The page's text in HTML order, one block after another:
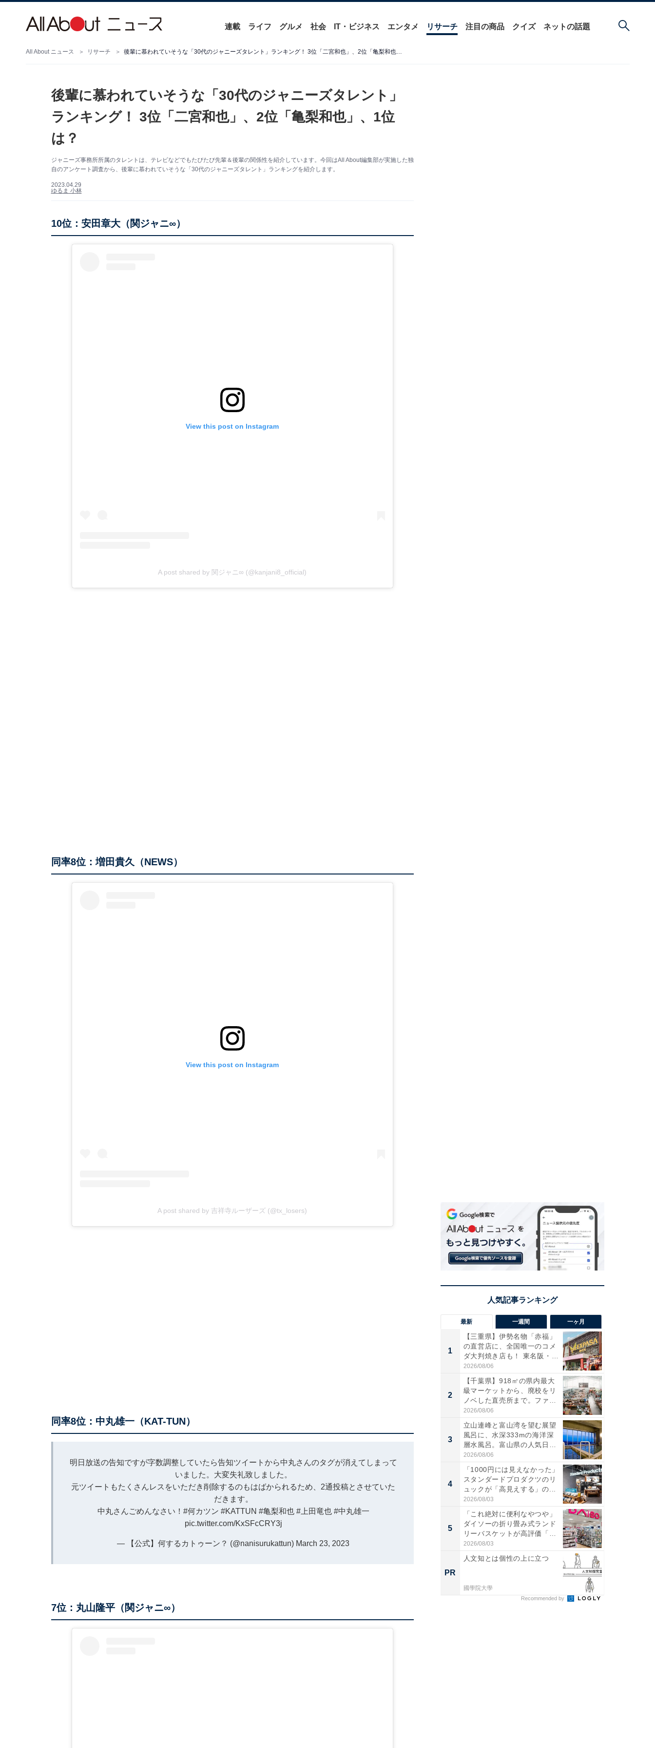
連載 ライフ グルメ 社会 IT・ビジネス エンタメ リサーチ 注目の商品 クイズ ネットの話題
All About ニュース リサーチ 後輩に慕われていそうな「30代のジャニーズタレント」ランキング！ 3位「二宮和也」、2位「亀梨和也」、1位は？
後輩に慕われていそうな「30代のジャニーズタレント」
ランキング！ 3位「二宮和也」、2位「亀梨和也」、1位
は？
ジャニーズ事務所所属のタレントは、テレビなどでもたびたび先輩＆後輩の関係性を紹介しています。今回はAll About編集部が実施した独
自のアンケート調査から、後輩に慕われていそうな「30代のジャニーズタレント」ランキングを紹介します。
2023.04.29
ゆるま 小林
10位：安田章大（関ジャニ∞）
View this post on Instagram
A post shared by 関ジャニ∞ (@kanjani8_official)
同率8位：増田貴久（NEWS）
View this post on Instagram
A post shared by 吉祥寺ルーザーズ (@tx_losers)
同率8位：中丸雄一（KAT-TUN）
明日放送の告知ですが字数調整していたら告知ツイートから中丸さんのタグが消えてしまって
いました。大変失礼致しました。
元ツイートもたくさんレスをいただき削除するのもはばかられるため、2通投稿とさせていた
だきます。
中丸さんごめんなさい！ #何カツン #KATTUN #亀梨和也 #上田竜也 #中丸雄一
pic.twitter.com/KxSFcCRY3j
— 【公式】何するカトゥーン？ (@nanisurukattun) March 23, 2023
7位：丸山隆平（関ジャニ∞）
最新 一週間 一ヶ月
1
【三重県】伊勢名物「赤福」
の直営店に、全国唯一のコメ
ダ大判焼き店も！ 東名阪・
伊...
2026/08/06
2
【千葉県】918㎡の県内最大
級マーケットから、廃校をリ
ノベした直売所まで。ファ
ー...
2026/08/06
3
立山連峰と富山湾を望む展望
風呂に、水深333mの海洋深
層水風呂。富山県の人気日
帰...
2026/08/06
4
「1000円には見えなかった」
スタンダードプロダクツのリ
ュックが「高見えする」の...
2026/08/03
5
「これ絶対に便利なやつや」
ダイソーの折り畳み式ランド
リーバスケットが高評価「使
わ...
2026/08/03
PR
人文知とは個性の上に立つ
國學院大學
Recommended by